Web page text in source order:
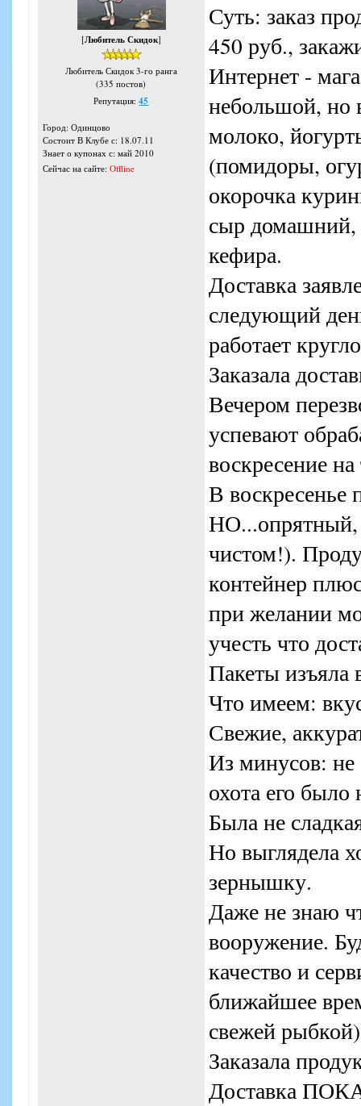
[Любитель Скидок]
Любитель Скидок 3-го ранга
(335 постов)
Репутация:45
Город: Одинцово
Состоит В Клубе с: 18.07.11
Знает о купонах с: май 2010
Сейчас на сайте: Offline
Суть: заказ
450 руб.,
Интернет -
небольшой, но
молоко,
(помидоры,
окорочка
сыр домашний,
кефира.
Доставка
следующий
работает
Заказала
Вечером
успевают
воскресение
В воскресенье
НО...опрятный,
чистом!).
контейнер
при желании
учесть что
Пакеты изъяла
Что имеем:
Свежие,
Из минусов: не
охота его было
Была не
Но выглядела
зернышку.
Даже не знаю
вооружение.
качество и
ближайшее
свежей
Заказала
Доставка